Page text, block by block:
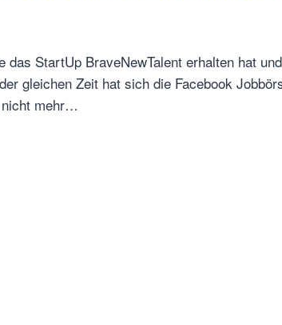
StartUp BraveNewTalent erhalten hat
gleichen Zeit hat sich die Facebook
nicht mehr…